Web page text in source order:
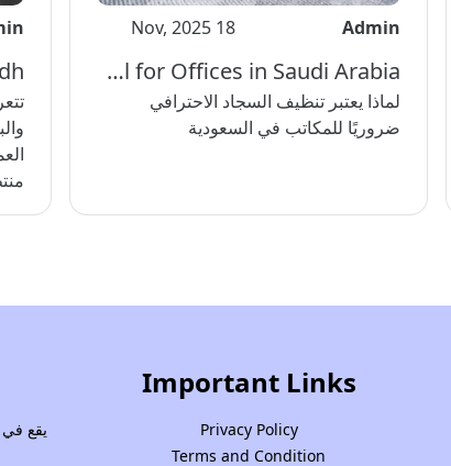
Admin
18 Nov, 2025
Why Professional Carpet Cleaning Is Essential for Offices in Saudi Arabia
لماذا يعتبر تنظيف السجاد الاحترافي
ضروريًا للمكاتب في السعودية
Important Links
Privacy Policy
Terms and Condition